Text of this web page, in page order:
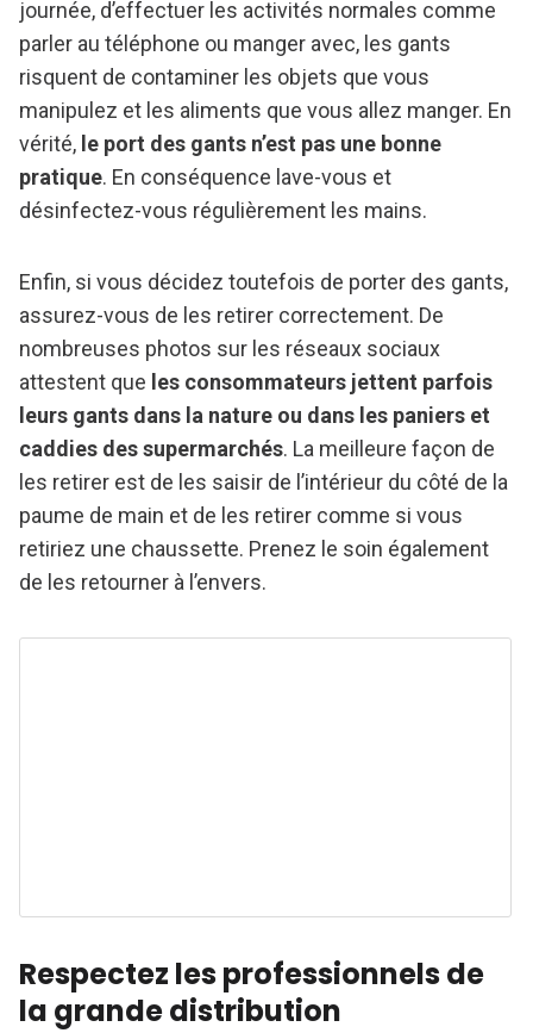
journée, d’effectuer les activités normales comme
parler au téléphone ou manger avec, les gants
risquent de contaminer les objets que vous
manipulez et les aliments que vous allez manger. En
vérité, le port des gants n’est pas une bonne
pratique. En conséquence lave-vous et
désinfectez-vous régulièrement les mains.
Enfin, si vous décidez toutefois de porter des gants,
assurez-vous de les retirer correctement. De
nombreuses photos sur les réseaux sociaux
attestent que les consommateurs jettent parfois
leurs gants dans la nature ou dans les paniers et
caddies des supermarchés. La meilleure façon de
les retirer est de les saisir de l’intérieur du côté de la
paume de main et de les retirer comme si vous
retiriez une chaussette. Prenez le soin également
de les retourner à l’envers.
Respectez les professionnels de
la grande distribution